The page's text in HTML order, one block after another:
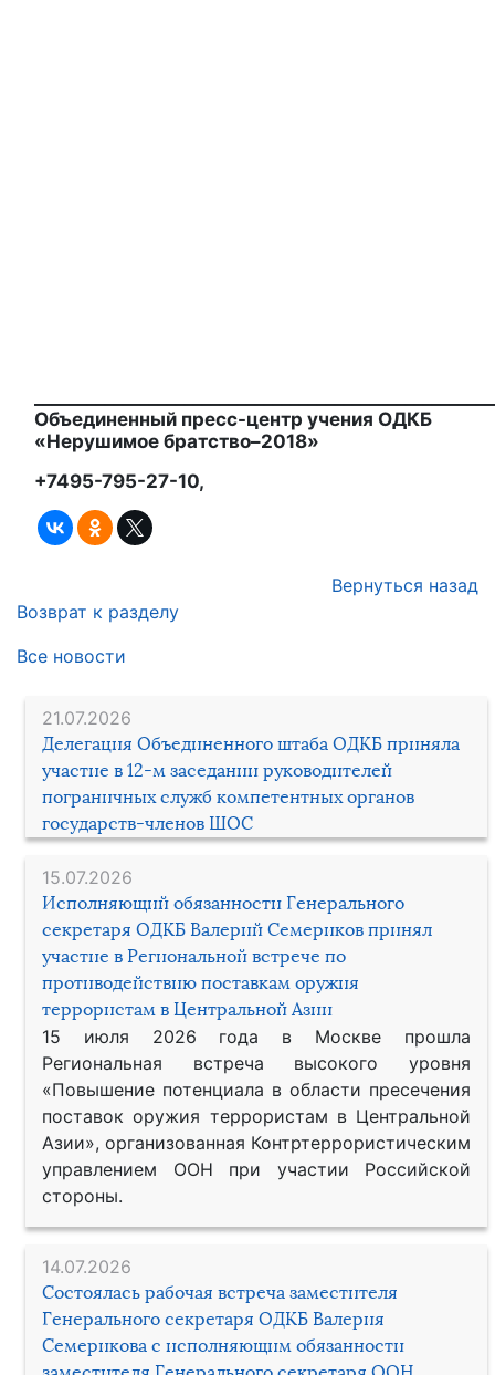
21.07.2026
Делегация Объединенного штаба ОДКБ приняла
участие в 12-м заседании руководителей
пограничных служб компетентных органов
государств-членов ШОС
15.07.2026
Исполняющий обязанности Генерального
секретаря ОДКБ Валерий Семериков принял
участие в Региональной встрече по
противодействию поставкам оружия
террористам в Центральной Азии
15 июля 2026 года в Москве прошла
Региональная встреча высокого уровня
«Повышение потенциала в области пресечения
поставок оружия террористам в Центральной
Азии», организованная Контртеррористическим
управлением ООН при участии Российской
стороны.
14.07.2026
Состоялась рабочая встреча заместителя
Генерального секретаря ОДКБ Валерия
Семерикова с исполняющим обязанности
Объединенный пресс-центр учения ОДКБ
«Нерушимое братство–2018»
+7495-795-27-10,
Вернуться назад
Возврат к разделу
Все новости